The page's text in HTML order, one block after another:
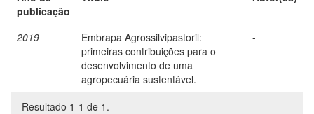
publicação
2019
Embrapa Agrossilvipastoril:
primeiras contribuições para o
desenvolvimento de uma
agropecuária sustentável.
-
Resultado 1-1 de 1.